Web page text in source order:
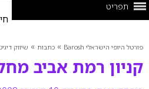
תפריט
פורטל היופי הישראלי Barosh » כתבות » שיווק
קניון רמת אביב